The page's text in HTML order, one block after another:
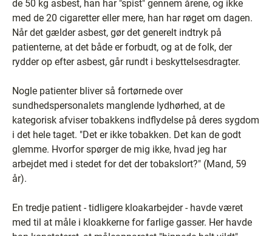
de 50 kg asbest, han har "spist" gennem årene, og ikke
med de 20 cigaretter eller mere, han har røget om dagen.
Når det gælder asbest, gør det generelt indtryk på
patienterne, at det både er forbudt, og at de folk, der
rydder op efter asbest, går rundt i beskyttelsesdragter.
Nogle patienter bliver så fortørnede over
sundhedspersonalets manglende lydhørhed, at de
kategorisk afviser tobakkens indflydelse på deres sygdom
i det hele taget. "Det er ikke tobakken. Det kan de godt
glemme. Hvorfor spørger de mig ikke, hvad jeg har
arbejdet med i stedet for det der tobakslort?" (Mand, 59
år).
En tredje patient - tidligere kloakarbejder - havde været
med til at måle i kloakkerne for farlige gasser. Her havde